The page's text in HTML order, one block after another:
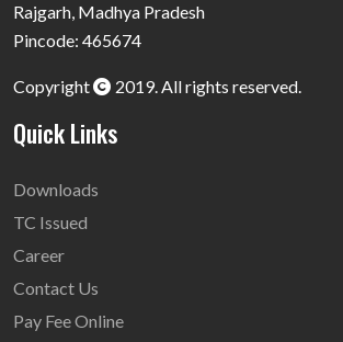
Rajgarh, Madhya Pradesh
Pincode: 465674
Copyright 2019. All rights reserved.
Quick Links
Downloads
TC Issued
Career
Contact Us
Pay Fee Online